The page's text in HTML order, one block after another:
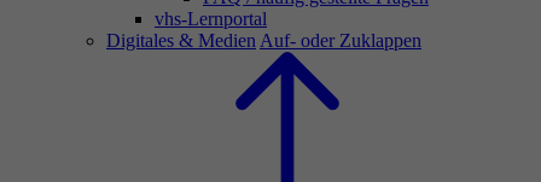
vhs-Lernportal
Digitales & Medien Auf- oder Zuklappen